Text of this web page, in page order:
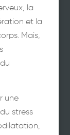
la
et la
Mais,
une
stress